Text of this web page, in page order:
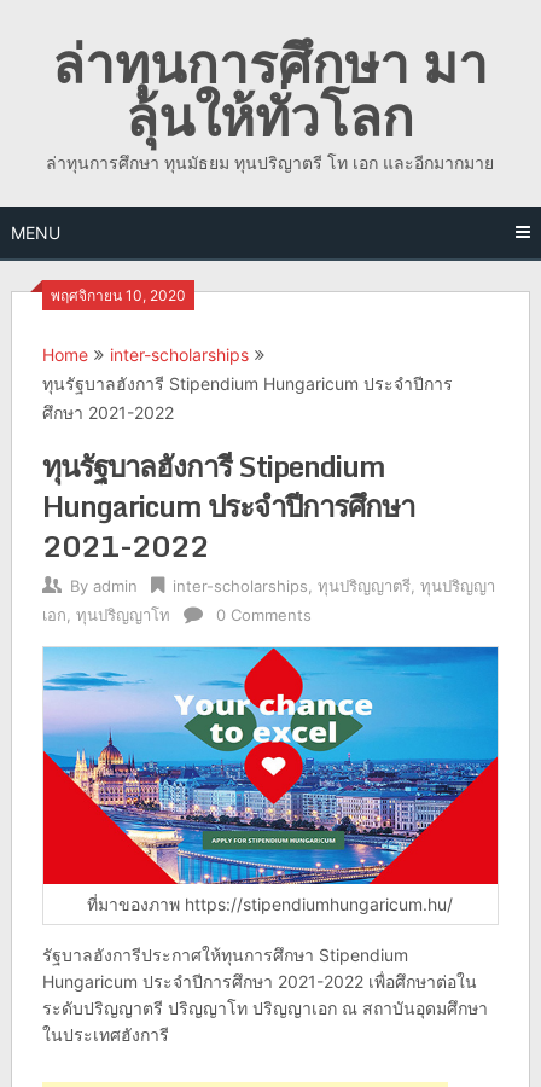
contentล่าทุนการศึกษา มา
ลุ้นให้ทั่วโลก
ล่าทุนการศึกษา ทุนมัธยม ทุนปริญาตรี โท เอก และอีกมากมาย
MENU
พฤศจิกายน 10, 2020
Home
inter-scholarships
ทุนรัฐบาลฮังการี Stipendium Hungaricum ประจำปีการ
ศึกษา 2021-2022
ทุนรัฐบาลฮังการี Stipendium
Hungaricum ประจำปีการศึกษา
2021-2022
By admin inter-scholarships ทุนปริญญาตรี, ทุนปริญญา
เอก ทุนปริญญาโท 0 Comments
ที่มาของภาพ https://stipendiumhungaricum.hu/
รัฐบาลฮังการีประกาศให้ทุนการศึกษา Stipendium
Hungaricum ประจำปีการศึกษา 2021-2022 เพื่อศึกษาต่อใน
ระดับปริญญาตรี ปริญญาโท ปริญญาเอก ณ สถาบันอุดมศึกษา
ในประเทศฮังการี